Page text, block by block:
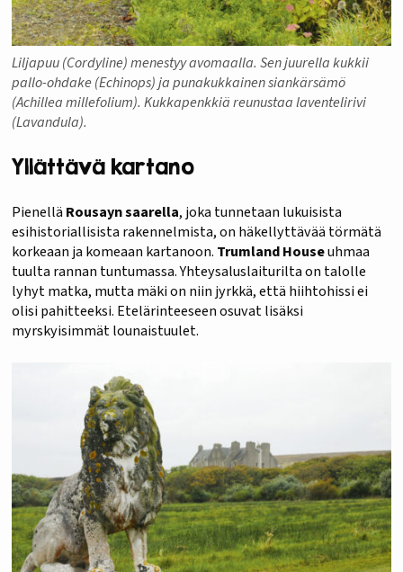
Liljapuu (Cordyline) menestyy avomaalla. Sen juurella kukkii
pallo-ohdake (Echinops) ja punakukkainen siankärsämö
(Achillea millefolium). Kukkapenkkiä reunustaa laventelirivi
(Lavandula).
Yllättävä kartano
Pienellä Rousaynsaarella, joka tunnetaan lukuisista
esihistoriallisista rakennelmista, on häkellyttävää törmätä
korkeaan ja komeaan kartanoon. Trumland Houseuhmaa
tuulta rannan tuntumassa. Yhteysaluslaiturilta on talolle
lyhyt matka, mutta mäki on niin jyrkkä, että hiihtohissi ei
olisi pahitteeksi. Etelärinteeseen osuvat lisäksi
myrskyisimmät lounaistuulet.